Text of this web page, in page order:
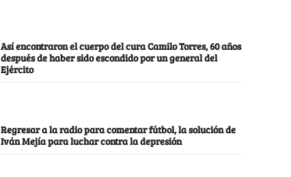
Así encontraron el cuerpo del cura Camilo Torres, 60 años
después de haber sido escondido por un general del
Ejército
Regresar a la radio para comentar fútbol, la solución de
Iván Mejía para luchar contra la depresión